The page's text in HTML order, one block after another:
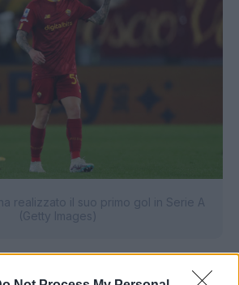
realizzato il suo primo gol in Serie A
(Getty Images)